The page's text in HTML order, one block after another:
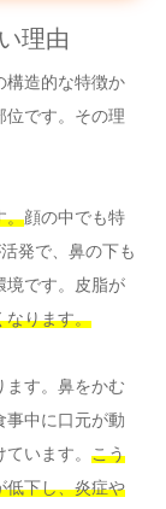
理由
構造的な特徴か
位です。その理
。顔の中でも特
発で、鼻の下も
境です。皮脂が
なります。
ます。鼻をかむ
事中に口元が動
います。 こう
低下し、炎症や